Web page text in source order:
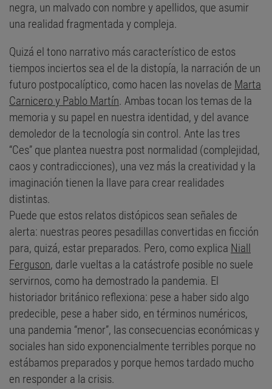
negra, un malvado con nombre y apellidos, que asumir
una realidad fragmentada y compleja.
Quizá el tono narrativo más característico de estos
tiempos inciertos sea el de la distopía, la narración de un
futuro postpocalíptico, como hacen las novelas de Marta
Carnicero y Pablo Martín. Ambas tocan los temas de la
memoria y su papel en nuestra identidad, y del avance
demoledor de la tecnología sin control. Ante las tres
“Ces” que plantea nuestra post normalidad (complejidad,
caos y contradicciones), una vez más la creatividad y la
imaginación tienen la llave para crear realidades
distintas.
Puede que estos relatos distópicos sean señales de
alerta: nuestras peores pesadillas convertidas en ficción
para, quizá, estar preparados. Pero, como explica Niall
Ferguson, darle vueltas a la catástrofe posible no suele
servirnos, como ha demostrado la pandemia. El
historiador británico reflexiona: pese a haber sido algo
predecible, pese a haber sido, en términos numéricos,
una pandemia “menor”, las consecuencias económicas y
sociales han sido exponencialmente terribles porque no
estábamos preparados y porque hemos tardado mucho
en responder a la crisis.